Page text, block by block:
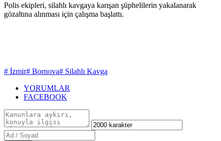
Polis ekipleri, silahlı kavgaya karışan şüphelilerin yakalanarak
gözaltına alınması için çalışma başlattı.
# İzmir# Bornova# Silahlı Kavga
YORUMLAR
FACEBOOK